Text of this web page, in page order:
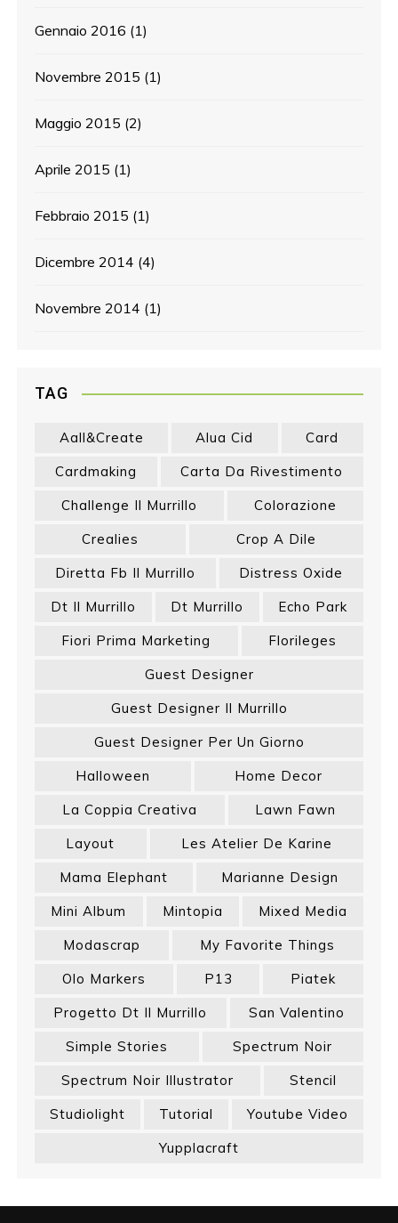
Gennaio 2016 (1)
Novembre 2015 (1)
Maggio 2015 (2)
Aprile 2015 (1)
Febbraio 2015 (1)
Dicembre 2014 (4)
Novembre 2014 (1)
TAG
Aall&create Alua Cid
Card
Cardmaking
Carta Da Rivestimento
Challenge Il Murrillo
Colorazione
Crealies
Crop A Dile
Diretta Fb Il Murrillo
Distress Oxide
Dt Il Murrillo
Dt Murrillo
Echo Park
Fiori Prima Marketing
Florileges
Guest Designer
Guest Designer Il Murrillo
Guest Designer Per Un Giorno
Halloween
Home Decor
La Coppia Creativa
Lawn Fawn
Layout
Les Atelier De Karine
Mama Elephant
Marianne Design
Mini Album
Mintopia
Mixed Media
Modascrap
My Favorite Things
Olo Markers
P13
Piatek
Progetto Dt Il Murrillo
San Valentino
Simple Stories
Spectrum Noir
Spectrum Noir Illustrator
Stencil
Studiolight
Tutorial
Youtube Video
Yupplacraft